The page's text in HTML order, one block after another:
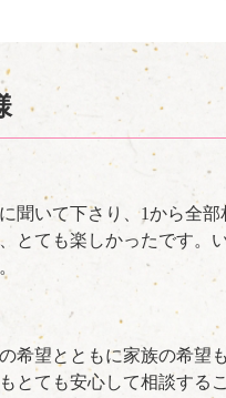
聞いて下さり、1から全
とても楽しかったです。
希望とともに家族の希望
とても安心して相談する